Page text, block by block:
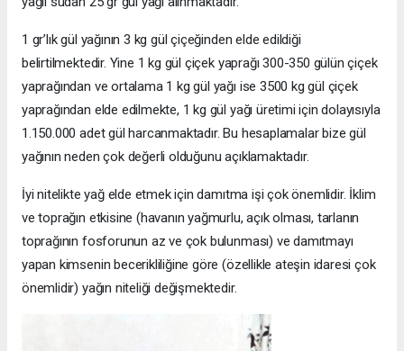
1 gr’lık gül yağının 3 kg gül çiçeğinden elde edildiği
belirtilmektedir. Yine 1 kg gül çiçek yaprağı 300-350 gülün çiçek
yaprağından ve ortalama 1 kg gül yağı ise 3500 kg gül çiçek
yaprağından elde edilmekte, 1 kg gül yağı üretimi için dolayısıyla
1.150.000 adet gül harcanmaktadır. Bu hesaplamalar bize gül
yağının neden çok değerli olduğunu açıklamaktadır.
İyi nitelikte yağ elde etmek için damıtma işi çok önemlidir. İklim
ve toprağın etkisine (havanın yağmurlu, açık olması, tarlanın
toprağının fosforunun az ve çok bulunması) ve damıtmayı
yapan kimsenin becerikliliğine göre (özellikle ateşin idaresi çok
önemlidir) yağın niteliği değişmektedir.